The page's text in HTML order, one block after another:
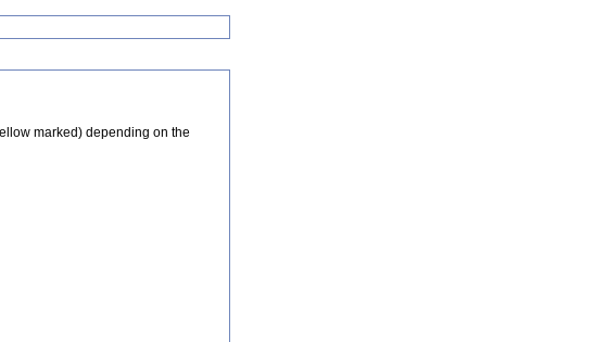
marked) depending on the